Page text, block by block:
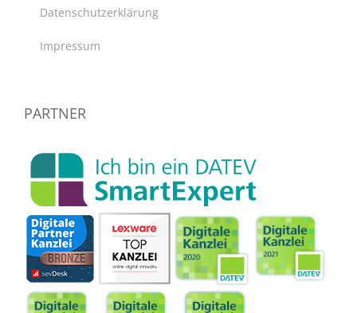
Datenschutzerklärung
Impressum
PARTNER